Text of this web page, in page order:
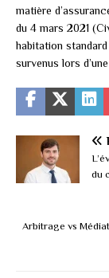
matière
du 4 mars 2021
habitation
survenus lors
du
Arbitrage vs